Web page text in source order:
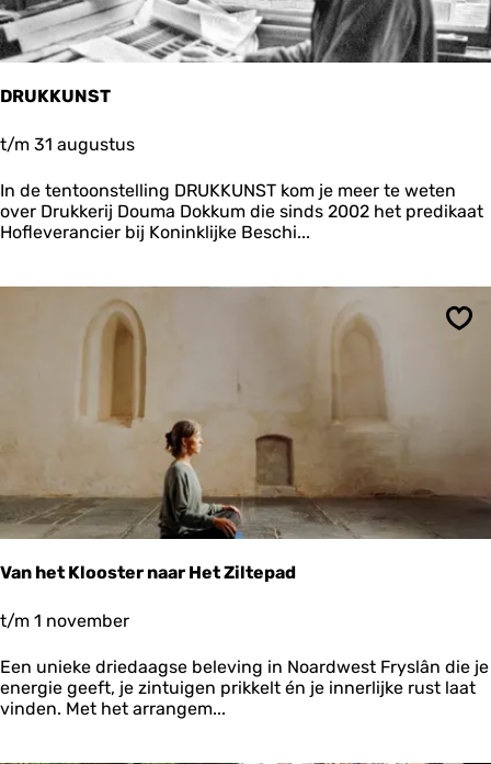
t
i
e
e
n
DRUKKUNST
D
U
K
K
S
t/m 31 augustus
In de tentoonstelling DRUKKUNST kom je meer te weten
over Drukkerij Douma Dokkum die sinds 2002 het predikaat
Hofleverancier bij Koninklijke Beschi...
Van het Klooster naar Het Ziltepad
V
n
h
e
t/m 1 november
Een unieke driedaagse beleving in Noardwest Fryslân die je
energie geeft, je zintuigen prikkelt én je innerlijke rust laat
vinden. Met het arrangem...